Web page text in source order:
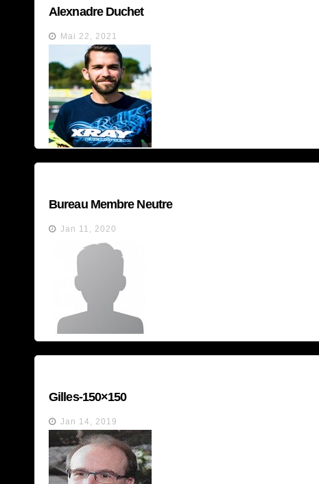
Alexnadre Duchet
Mai 22, 2021
Bureau Membre Neutre
Jan 11, 2020
Gilles-150×150
Jan 14, 2019